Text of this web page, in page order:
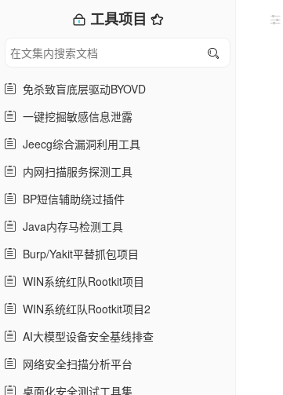
工具项目
免杀致盲底层驱动BYOVD
一键挖掘敏感信息泄露
Jeecg综合漏洞利用工具
内网扫描服务探测工具
BP短信辅助绕过插件
Java内存马检测工具
Burp/Yakit平替抓包项目
WIN系统红队Rootkit项目
WIN系统红队Rootkit项目2
AI大模型设备安全基线排查
网络安全扫描分析平台
桌面化安全测试工具集